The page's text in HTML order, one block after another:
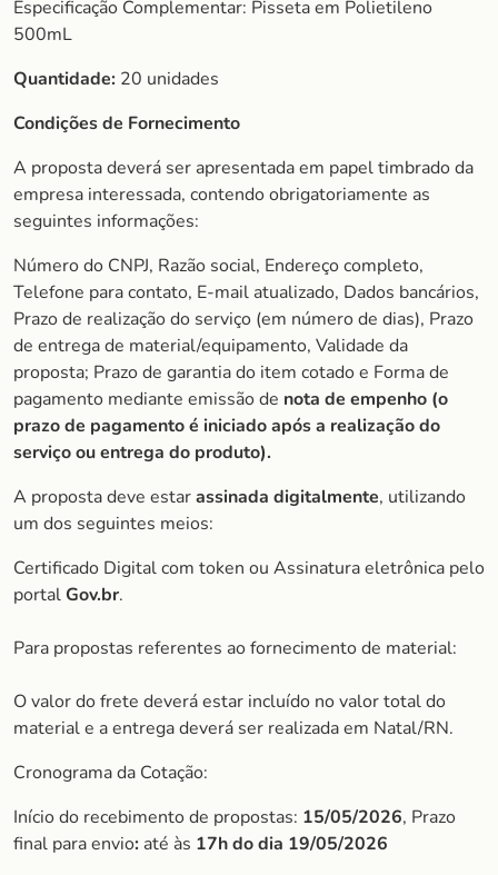
Especificação Complementar: Pisseta em Polietileno
500mL
Quantidade: 20 unidades
Condições de Fornecimento
A proposta deverá ser apresentada em papel timbrado da
empresa interessada, contendo obrigatoriamente as
seguintes informações:
Número do CNPJ, Razão social, Endereço completo,
Telefone para contato, E-mail atualizado, Dados bancários,
Prazo de realização do serviço (em número de dias), Prazo
de entrega de material/equipamento, Validade da
proposta; Prazo de garantia do item cotado e Forma de
pagamento mediante emissão de nota de empenho (o
prazo de pagamento é iniciado após a realização do
serviço ou entrega do produto).
A proposta deve estarassinada digitalmente, utilizando
um dos seguintes meios:
Certificado Digital com token ou Assinatura eletrônica pelo
portalGov.br.
Para propostas referentes ao fornecimento de material:
O valor do frete deverá estar incluído no valor total do
material e a entrega deverá ser realizada em Natal/RN.
Cronograma da Cotação:
Início do recebimento de propostas: 15/05/2026, Prazo
final para envio: até às 17h do dia 19/05/2026